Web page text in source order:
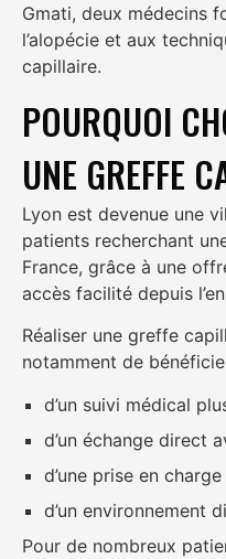
Gmati, deux médecins
l’alopécie et aux
capillaire.
POURQUOI
UNE GREFFE
Lyon est devenue une
patients recherchant
France, grâce à une
accès facilité depuis
Réaliser une greffe
notamment de
d’un suivi médical
d’un échange direct
d’une prise en
d’un environnement
Pour de nombreux